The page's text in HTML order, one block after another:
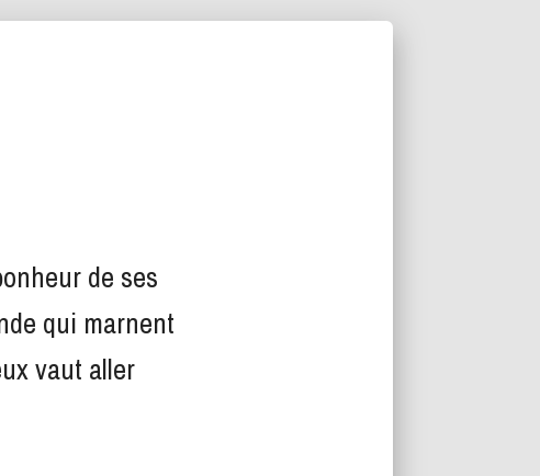
de ses
qui marnent
vaut aller